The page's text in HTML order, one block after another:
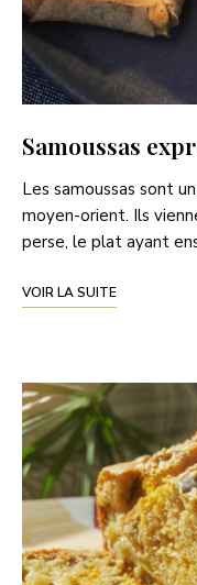
Samoussas
Les samoussas sont
moyen-orient. Ils
perse, le plat ayant
VOIR LA SUITE